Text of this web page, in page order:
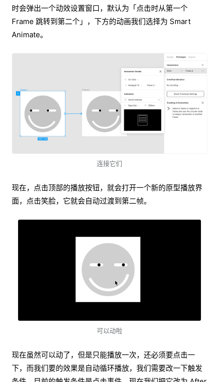
时会弹出一个动效设置窗口，默认为「点击时从第一个
Frame 跳转到第二个」，下方的动画我们选择为 Smart
Animate。
连接它们
现在，点击顶部的播放按钮，就会打开一个新的原型播放界
面，点击笑脸，它就会自动过渡到第二帧。
可以动啦
现在虽然可以动了，但是只能播放一次，还必须要点击一
下，而我们要的效果是自动循环播放，我们需要改一下触发